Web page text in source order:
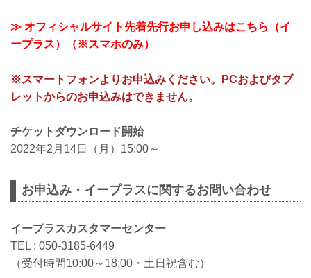
≫ オフィシャルサイト先着先行お申し込みはこちら（イ
ープラス）（※スマホのみ）
※スマートフォンよりお申込みください。PCおよびタブ
レットからのお申込みはできません。
チケットダウンロード開始
2022年2月14日（月）15:00～
お申込み・イープラスに関するお問い合わせ
イープラスカスタマーセンター
TEL : 050-3185-6449
（受付時間10:00～18:00・土日祝含む）